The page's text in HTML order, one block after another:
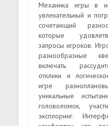
Механика игры в
увлекательный и
сочетающий
которые
запросы игроков.
разнообразные
включать
отклики и
игре
уникальные
головоломок,
эксплоринг.